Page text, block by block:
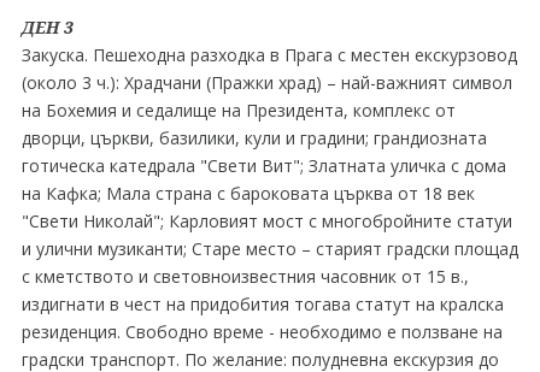
ДЕН 3
Закуска. Пешеходна разходка в Прага с местен екскурзовод
(около 3 ч.): Храдчани (Пражки храд) – най-важният символ
на Бохемия и седалище на Президента, комплекс от
дворци, църкви, базилики, кули и градини; грандиозната
готическа катедрала "Свети Вит"; Златната уличка с дома
на Кафка; Мала страна с бароковата църква от 18 век
"Свети Николай"; Карловият мост с многобройните статуи
и улични музиканти; Старе место – старият градски площад
с кметството и световноизвестния часовник от 15 в.,
издигнати в чест на придобития тогава статут на кралска
резиденция. Свободно време - необходимо е ползване на
градски транспорт. По желание: полудневна екскурзия до